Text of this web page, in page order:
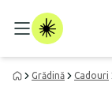
Grădină Cadouri